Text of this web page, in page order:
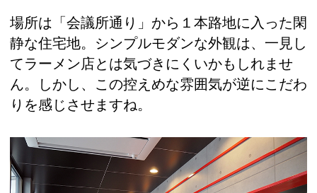
場所は「会議所通り」から１本路地に入った閑
静な住宅地。シンプルモダンな外観は、一見し
てラーメン店とは気づきにくいかもしれませ
ん。しかし、この控えめな雰囲気が逆にこだわ
りを感じさせますね。